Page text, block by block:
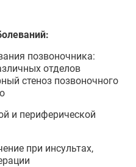
позвоночника:
отделов
стеноз позвоночного
и периферической
при инсультах,